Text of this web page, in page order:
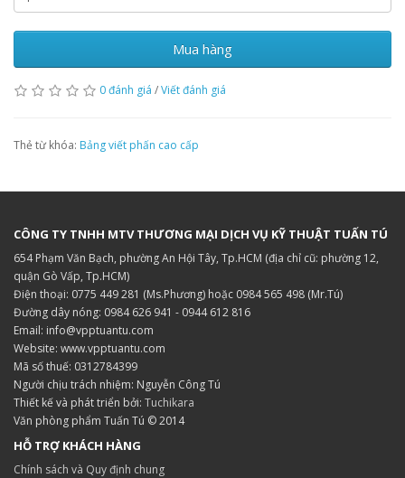
Mua hàng
0 đánh giá /Viết đánh giá
Thẻ từ khóa: Bảng viết phấn cao cấp
CÔNG TY TNHH MTV THƯƠNG MẠI DỊCH VỤ KỸ THUẬT TUẤN TÚ
654 Phạm Văn Bạch, phường An Hội Tây, Tp.HCM (địa chỉ cũ: phường 12,
quận Gò Vấp, Tp.HCM)
Điện thoại: 0775 449 281 (Ms.Phương) hoặc 0984 565 498 (Mr.Tú)
Đường dây nóng: 0984 626 941 - 0944 612 816
Email: info@vpptuantu.com
Website: www.vpptuantu.com
Mã số thuế: 0312784399
Người chịu trách nhiệm: Nguyễn Công Tú
Thiết kế và phát triển bởi: Tuchikara
Văn phòng phẩm Tuấn Tú © 2014
HỖ TRỢ KHÁCH HÀNG
Chính sách và Quy định chung